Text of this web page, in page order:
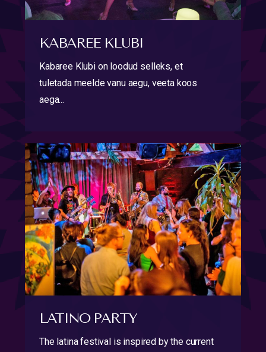
KABAREE KLUBI
Kabaree Klubi on loodud selleks, et
tuletada meelde vanu aegu, veeta koos
aega...
LATINO PARTY
The latina festival is inspired by the current